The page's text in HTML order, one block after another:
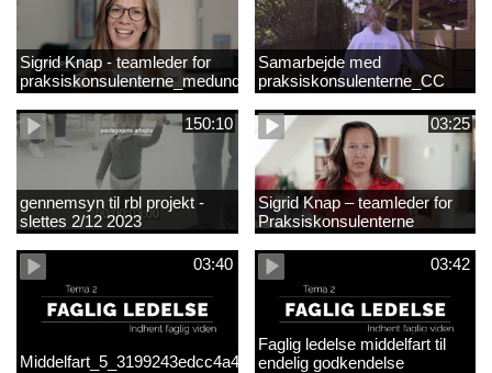
Sigrid Knap - teamleder for
praksiskonsulenterne_medundertekst
Samarbejde med
praksiskonsulenterne_CC
150:10
gennemsyn til rbl projekt -
slettes 2/12 2023
03:25
Sigrid Knap – teamleder for
Praksiskonsulenterne
03:40
Middelfart_5_3199243edcc4a41acb865705c927d015.mp4
03:42
Faglig ledelse middelfart til
endelig godkendelse